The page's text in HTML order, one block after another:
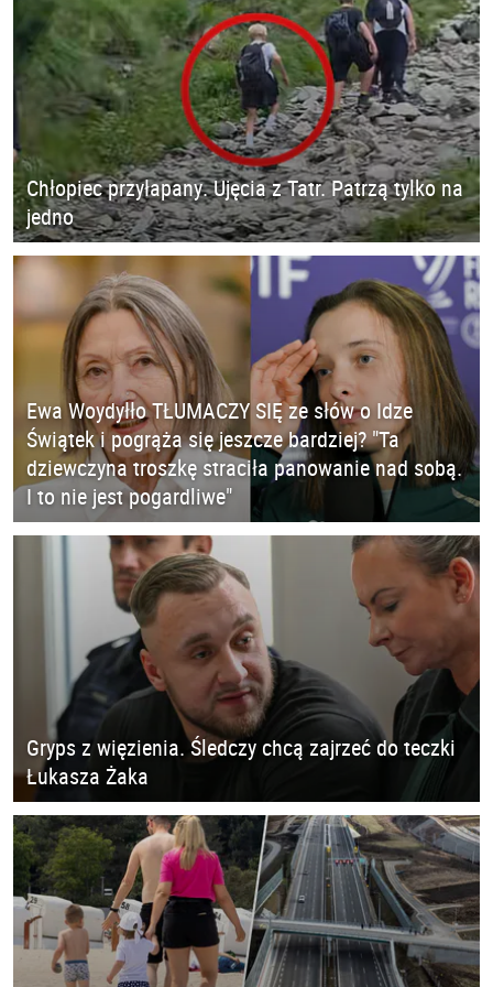
Chłopiec przyłapany. Ujęcia z Tatr. Patrzą tylko na
jedno
Ewa Woydyłło TŁUMACZY SIĘ ze słów o Idze
Świątek i pogrąża się jeszcze bardziej? "Ta
dziewczyna troszkę straciła panowanie nad sobą.
I to nie jest pogardliwe"
Gryps z więzienia. Śledczy chcą zajrzeć do teczki
Łukasza Żaka